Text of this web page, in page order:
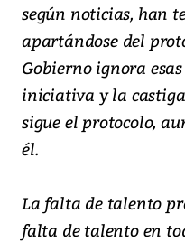
según noticias, han
apartándose del
Gobierno ignora
iniciativa y la castiga
sigue el protocolo,
él.
La falta de talento
falta de talento en